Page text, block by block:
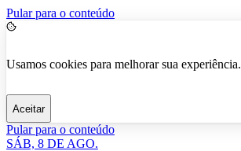
Pular para o conteúdo
Usamos cookies para melhorar sua experiência.
Aceitar
Pular para o conteúdo
SÁB, 8 DE AGO.